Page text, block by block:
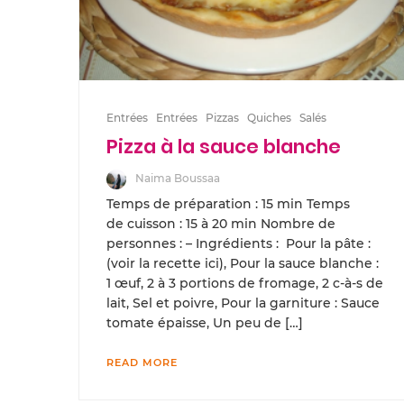
Entrées Entrées Pizzas Quiches Salés
Pizza à la sauce blanche
Naima Boussaa
Temps de préparation : 15 min Temps
de cuisson : 15 à 20 min Nombre de
personnes : – Ingrédients : Pour la pâte :
(voir la recette ici), Pour la sauce blanche :
1 œuf, 2 à 3 portions de fromage, 2 c-à-s de
lait, Sel et poivre, Pour la garniture : Sauce
tomate épaisse, Un peu de […]
READ MORE